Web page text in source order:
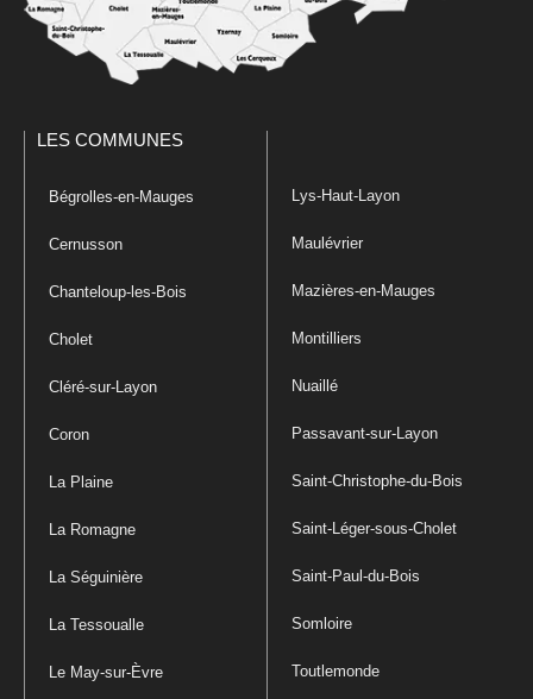
LES COMMUNES
Bégrolles-en-Mauges
Cernusson
Chanteloup-les-Bois
Cholet
Cléré-sur-Layon
Coron
La Plaine
La Romagne
La Séguinière
La Tessoualle
Le May-sur-Èvre
Lys-Haut-Layon
Maulévrier
Mazières-en-Mauges
Montilliers
Nuaillé
Passavant-sur-Layon
Saint-Christophe-du-Bois
Saint-Léger-sous-Cholet
Saint-Paul-du-Bois
Somloire
Toutlemonde